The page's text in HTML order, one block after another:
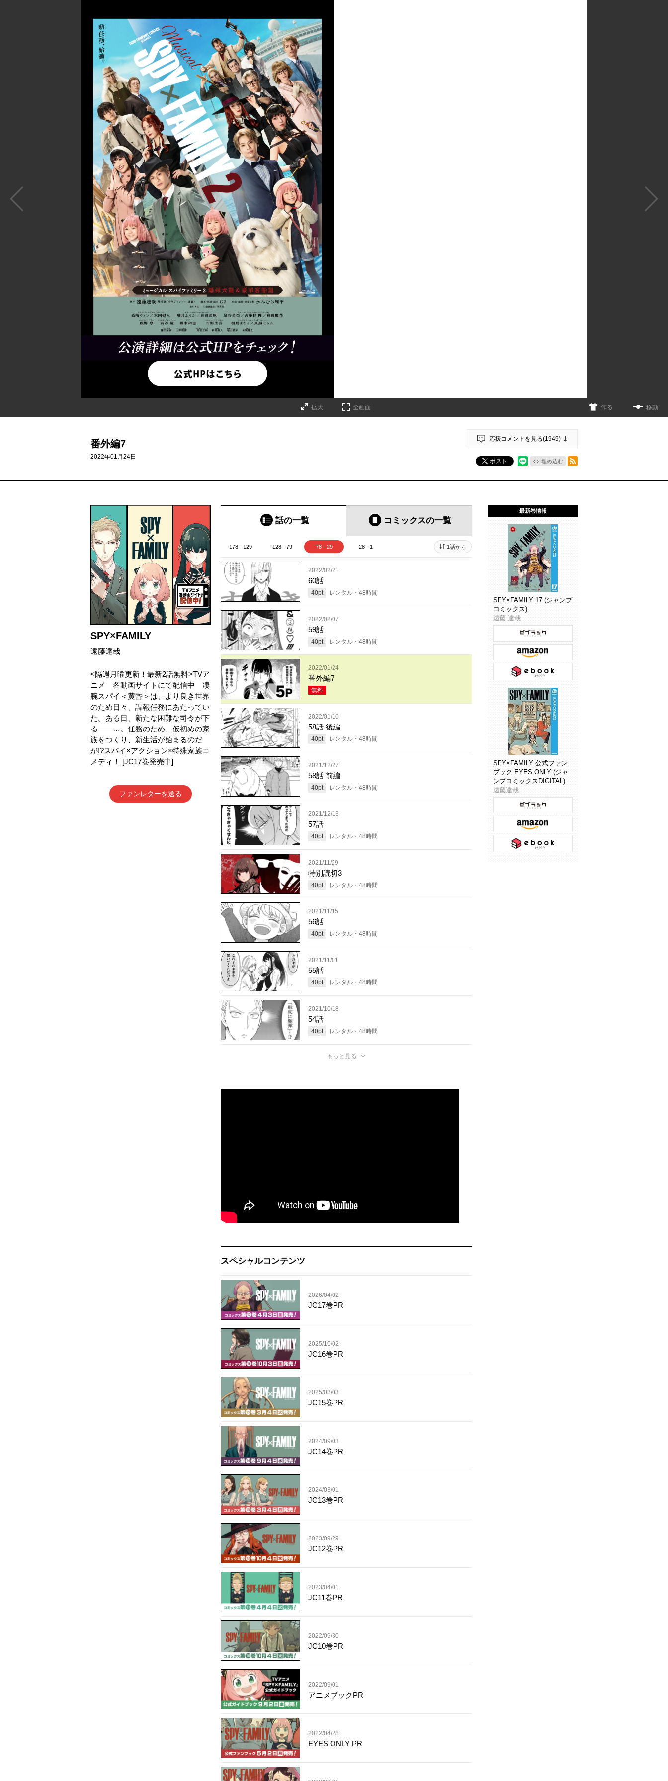
詳細ページへのリンク
拡大 全画面 作る 移動
番外編7
2022年01月24日
応援コメントを見る(1949)
ポスト 埋め込む
SPY×FAMILY
遠藤達哉
<隔週月曜更新！最新2話無料>TVア
ニメ 各動画サイトにて配信中 凄
腕スパイ＜黄昏＞は、より良き世界
のため日々、諜報任務にあたってい
た。ある日、新たな困難な司令が下
る――…。任務のため、仮初めの家
族をつくり、新生活が始まるのだ
が!?スパイ×アクション×特殊家族コ
メディ！ [JC17巻発売中]
ファンレターを送る
話の一覧 コミックスの一覧
178 - 129 128 - 79 78 - 29 28 - 1 1話から
2022/02/21
60話
40pt レンタル・ 48時間
2022/02/07
59話
40pt レンタル・ 48時間
2022/01/24
番外編7
無料
2022/01/10
58話 後編
40pt レンタル・ 48時間
2021/12/27
58話 前編
40pt レンタル・ 48時間
2021/12/13
57話
40pt レンタル・ 48時間
2021/11/29
特別読切3
40pt レンタル・ 48時間
2021/11/15
56話
40pt レンタル・ 48時間
2021/11/01
55話
40pt レンタル・ 48時間
2021/10/18
54話
40pt レンタル・ 48時間
もっと見る
スペシャルコンテンツ
2026/04/02
JC17巻PR
2025/10/02
JC16巻PR
2025/03/03
JC15巻PR
2024/09/03
JC14巻PR
2024/03/01
JC13巻PR
2023/09/29
JC12巻PR
2023/04/01
JC11巻PR
2022/09/30
JC10巻PR
2022/09/01
アニメブックPR
2022/04/28
EYES ONLY PR
最新巻情報
SPY×FAMILY 17 (ジャンプ
コミックス)
遠藤 達哉
SPY×FAMILY 公式ファン
ブック EYES ONLY (ジャ
ンプコミックスDIGITAL)
遠藤達哉